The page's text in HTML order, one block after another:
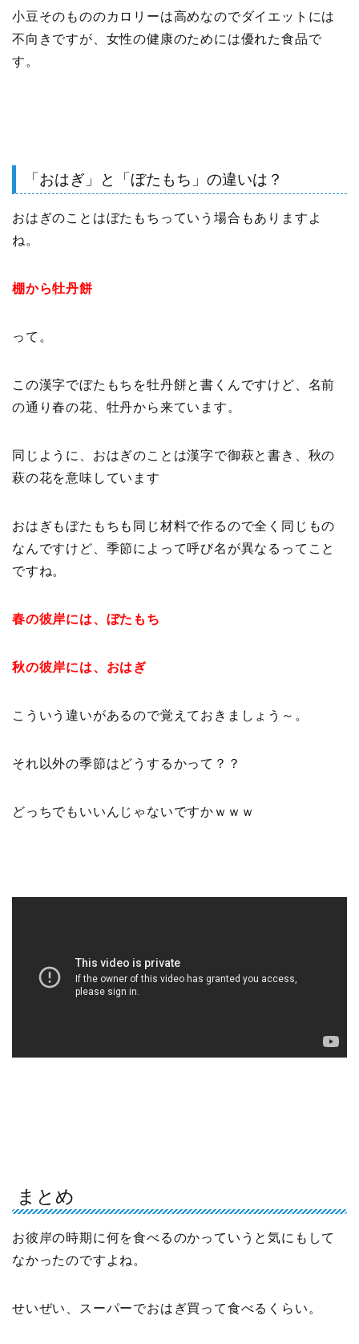
小豆そのもののカロリーは高めなのでダイエットには
不向きですが、女性の健康のためには優れた食品で
す。
「おはぎ」と「ぼたもち」の違いは？
おはぎのことはぼたもちっていう場合もありますよ
ね。
棚から牡丹餅
って。
この漢字でぼたもちを牡丹餅と書くんですけど、名前
の通り春の花、牡丹から来ています。
同じように、おはぎのことは漢字で御萩と書き、秋の
萩の花を意味しています
おはぎもぼたもちも同じ材料で作るので全く同じもの
なんですけど、季節によって呼び名が異なるってこと
ですね。
春の彼岸には、ぼたもち
秋の彼岸には、おはぎ
こういう違いがあるので覚えておきましょう～。
それ以外の季節はどうするかって？？
どっちでもいいんじゃないですかｗｗｗ
まとめ
お彼岸の時期に何を食べるのかっていうと気にもして
なかったのですよね。
せいぜい、スーパーでおはぎ買って食べるくらい。